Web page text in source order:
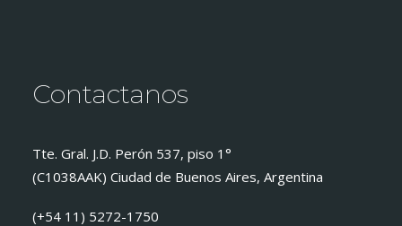
Contactanos
Tte. Gral. J.D. Perón 537, piso 1°
(C1038AAK) Ciudad de Buenos Aires, Argentina
(+54 11) 5272-1750